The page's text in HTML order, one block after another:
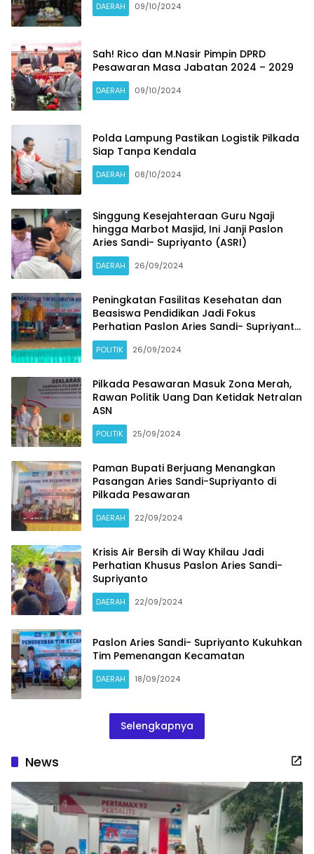
DAERAH 09/10/2024
Sah! Rico dan M.Nasir Pimpin DPRD
Pesawaran Masa Jabatan 2024 – 2029
DAERAH 09/10/2024
Polda Lampung Pastikan Logistik Pilkada
Siap Tanpa Kendala
DAERAH 08/10/2024
Singgung Kesejahteraan Guru Ngaji
hingga Marbot Masjid, Ini Janji Paslon
Aries Sandi- Supriyanto (ASRI)
DAERAH 26/09/2024
Peningkatan Fasilitas Kesehatan dan
Beasiswa Pendidikan Jadi Fokus
Perhatian Paslon Aries Sandi- Supriyanto
(ASRI) di Kecamatan Kedondong
POLITIK 26/09/2024
Pilkada Pesawaran Masuk Zona Merah,
Rawan Politik Uang Dan Ketidak Netralan
ASN
POLITIK 25/09/2024
Paman Bupati Berjuang Menangkan
Pasangan Aries Sandi-Supriyanto di
Pilkada Pesawaran
DAERAH 22/09/2024
Krisis Air Bersih di Way Khilau Jadi
Perhatian Khusus Paslon Aries Sandi-
Supriyanto
DAERAH 22/09/2024
Paslon Aries Sandi- Supriyanto Kukuhkan
Tim Pemenangan Kecamatan
DAERAH 18/09/2024
Selengkapnya
News